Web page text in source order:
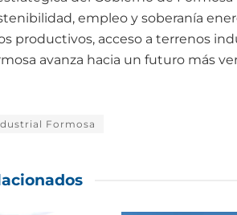
empleo y soberanía
productivos, acceso a terrenos
avanza hacia un futuro más
Formosa